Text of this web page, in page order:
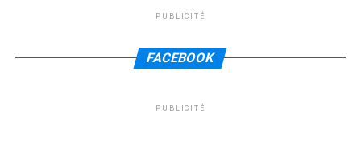
PUBLICITÉ
FACEBOOK
PUBLICITÉ